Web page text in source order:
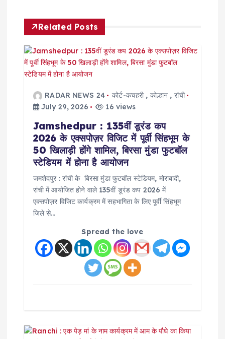
a
v
Related Posts
RADAR NEWS 24 कोर्ट-कचहरी, कोल्हान , रांची
July 29, 2026
16 views
Jamshedpur : 135वीं डूरंड कप
2026 के एक्सपोज़र विजिट में पूर्वी सिंहभूम के
50 खिलाड़ी होंगे शामिल, बिरसा मुंडा फुटबॉल
स्टेडियम में होना है आयोजन
जमशेदपुर : रांची के बिरसा मुंडा फुटबॉल स्टेडियम, मोराबादी,
रांची में आयोजित होने वाले 135वीं डूरंड कप 2026 में
एक्सपोज़र विजिट कार्यक्रम में सहभागिता के लिए पूर्वी सिंहभूम
जिले से…
Spread the love